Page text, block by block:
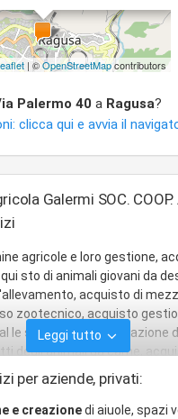
| ©OpenStreetMapcontributors
Palermo 40 a Ragusa?
clicca qui e avvia il
Galermi SOC. COOP.
agricole e loro gestione,
sto di animali giovani da
acquisto di
zootecnico, acquisto
le speciali e di una stazione
degli animali da carne,
all'agricoltura, costruzione e
lavorazione,
e dei loro derivati ottenuti
Leggi tutto
per aziende, privati:
e creazionedi aiuole, spazi